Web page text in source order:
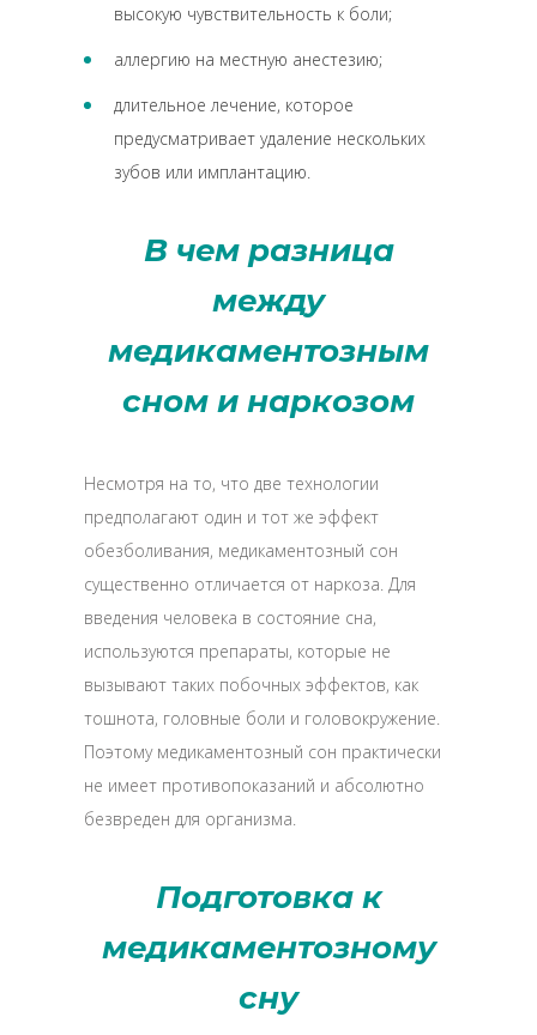
высокую чувствительность к боли;
аллергию на местную анестезию;
длительное лечение, которое
предусматривает удаление нескольких
зубов или имплантацию.
В чем разница
между
медикаментозным
сном и наркозом
Несмотря на то, что две технологии
предполагают один и тот же эффект
обезболивания, медикаментозный сон
существенно отличается от наркоза. Для
введения человека в состояние сна,
используются препараты, которые не
вызывают таких побочных эффектов, как
тошнота, головные боли и головокружение.
Поэтому медикаментозный сон практически
не имеет противопоказаний и абсолютно
безвреден для организма.
Подготовка к
медикаментозному
сну